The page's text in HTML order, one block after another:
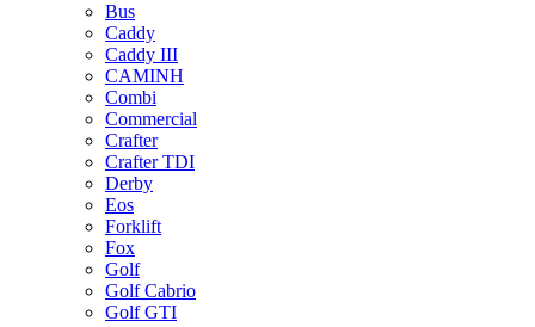
Bus
Caddy
Caddy III
CAMINH
Combi
Commercial
Crafter
Crafter TDI
Derby
Eos
Forklift
Fox
Golf
Golf Cabrio
Golf GTI